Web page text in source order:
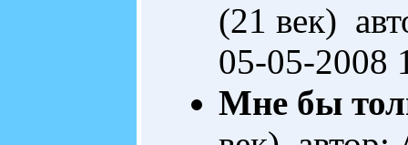
(21 век)
05-05-2008
Мне бы